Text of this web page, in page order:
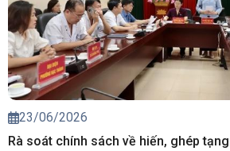
23/06/2026
Rà soát chính sách về hiến, ghép